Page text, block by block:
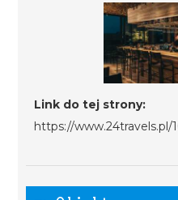
Link do tej strony:
https://www.24travels.pl/